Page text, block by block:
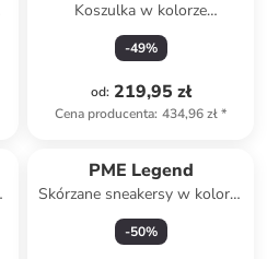
Koszulka w kolorze
kremowym
-49%
od: 219,95 zł
Cena producenta: 434,96 zł*
PME Legend
Skórzane sneakersy w kolorze
białym
-50%